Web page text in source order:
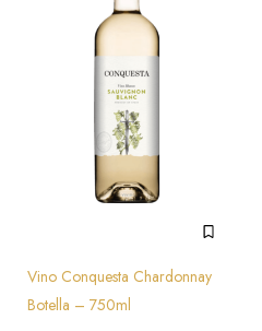
Vino Conquesta Chardonnay
Botella – 750ml